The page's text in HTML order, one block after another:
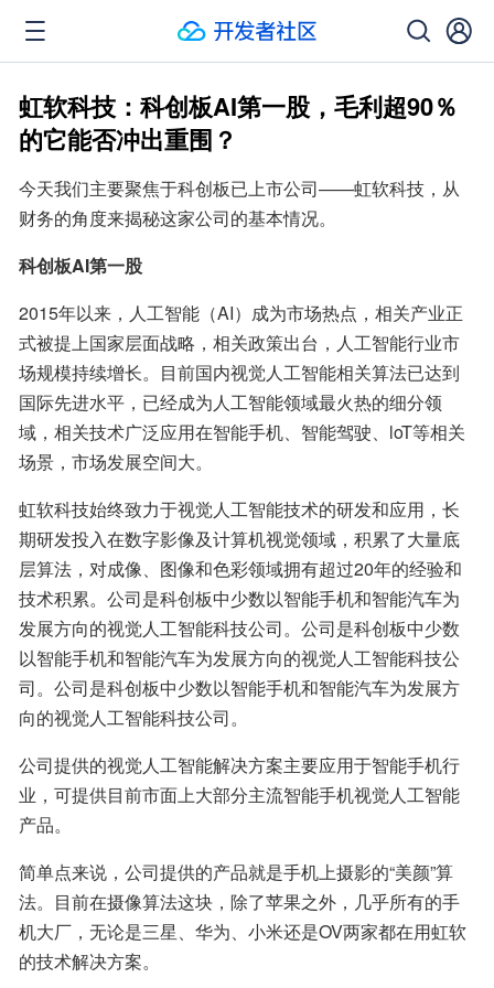
虹软科技：科创板AI第一股，毛利超90％
的它能否冲出重围？
今天我们主要聚焦于科创板已上市公司——虹软科技，从
财务的角度来揭秘这家公司的基本情况。
科创板AI第一股
2015年以来，人工智能（AI）成为市场热点，相关产业正
式被提上国家层面战略，相关政策出台，人工智能行业市
场规模持续增长。目前国内视觉人工智能相关算法已达到
国际先进水平，已经成为人工智能领域最火热的细分领
域，相关技术广泛应用在智能手机、智能驾驶、loT等相关
场景，市场发展空间大。
虹软科技始终致力于视觉人工智能技术的研发和应用，长
期研发投入在数字影像及计算机视觉领域，积累了大量底
层算法，对成像、图像和色彩领域拥有超过20年的经验和
技术积累。公司是科创板中少数以智能手机和智能汽车为
发展方向的视觉人工智能科技公司。公司是科创板中少数
以智能手机和智能汽车为发展方向的视觉人工智能科技公
司。公司是科创板中少数以智能手机和智能汽车为发展方
向的视觉人工智能科技公司。
公司提供的视觉人工智能解决方案主要应用于智能手机行
业，可提供目前市面上大部分主流智能手机视觉人工智能
产品。
简单点来说，公司提供的产品就是手机上摄影的“美颜”算
法。目前在摄像算法这块，除了苹果之外，几乎所有的手
机大厂，无论是三星、华为、小米还是OV两家都在用虹软
的技术解决方案。